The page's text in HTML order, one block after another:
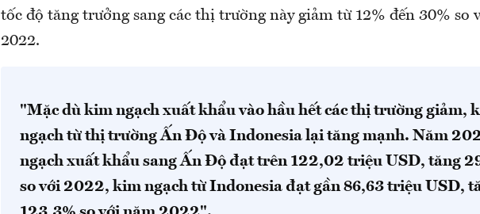
tốc độ tăng trưởng sang các thị trường này giảm từ 12% đến 30% so
2022.
"Mặc dù kim ngạch xuất khẩu vào hầu hết các thị trường giảm,
ngạch từ thị trường Ấn Độ và Indonesia lại tăng mạnh. Năm
ngạch xuất khẩu sang Ấn Độ đạt trên 122,02 triệu USD, tăng
so với 2022, kim ngạch từ Indonesia đạt gần 86,63 triệu USD,